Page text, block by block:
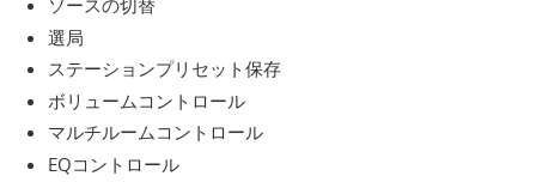
ソースの切替
選局
ステーションプリセット保存
ボリュームコントロール
マルチルームコントロール
EQコントロール